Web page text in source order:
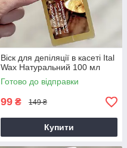
Віск для депіляції в касеті Ital
Wax Haтуральний 100 мл
Готово до відправки
99 ₴ 149 ₴
Купити